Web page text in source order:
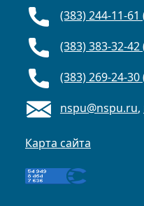
(383) 244-11-
(383) 383-32-
(383) 269-24-
nspu@nspu.ru,
Карта сайта